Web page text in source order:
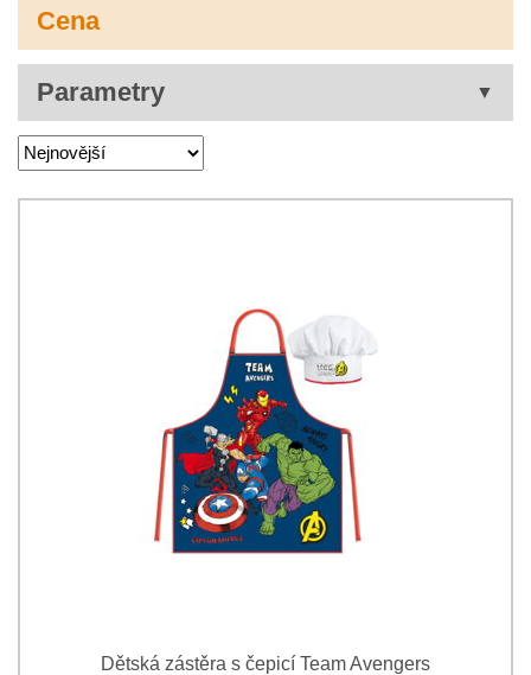
Cena
Parametry
Dětská zástěra s čepicí Team Avengers